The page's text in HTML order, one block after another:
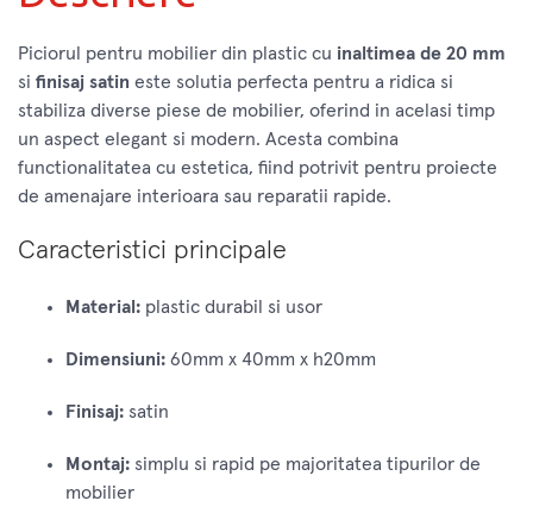
Piciorul pentru mobilier din plastic cu inaltimea de 20 mm
si finisaj satin este solutia perfecta pentru a ridica si
stabiliza diverse piese de mobilier, oferind in acelasi timp
un aspect elegant si modern. Acesta combina
functionalitatea cu estetica, fiind potrivit pentru proiecte
de amenajare interioara sau reparatii rapide.
Caracteristici principale
Material: plastic durabil si usor
Dimensiuni: 60mm x 40mm x h20mm
Finisaj: satin
Montaj: simplu si rapid pe majoritatea tipurilor de
mobilier